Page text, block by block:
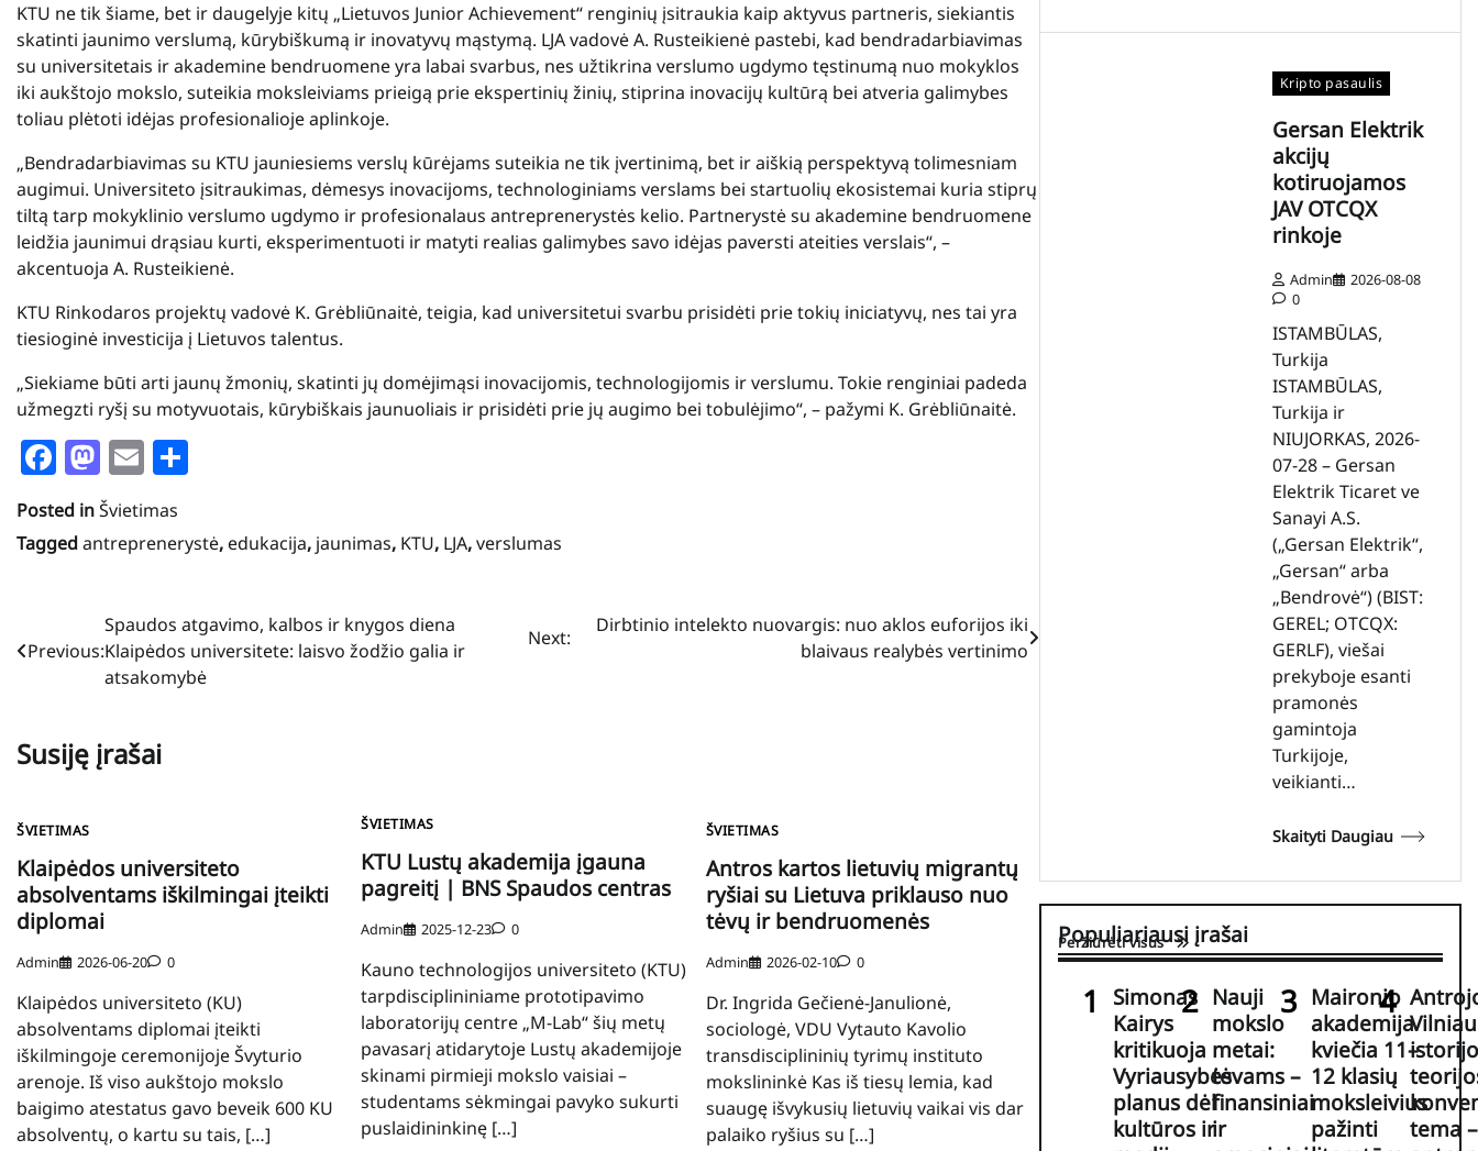
KTU ne tik šiame, bet ir daugelyje kitų „Lietuvos Junior Achievement“ renginių įsitraukia kaip aktyvus partneris, siekiantis
skatinti jaunimo verslumą, kūrybiškumą ir inovatyvų mąstymą. LJA vadovė A. Rusteikienė pastebi, kad bendradarbiavimas
su universitetais ir akademine bendruomene yra labai svarbus, nes užtikrina verslumo ugdymo tęstinumą nuo mokyklos
iki aukštojo mokslo, suteikia moksleiviams prieigą prie ekspertinių žinių, stiprina inovacijų kultūrą bei atveria galimybes
toliau plėtoti idėjas profesionalioje aplinkoje.
„Bendradarbiavimas su KTU jauniesiems verslų kūrėjams suteikia ne tik įvertinimą, bet ir aiškią perspektyvą tolimesniam
augimui. Universiteto įsitraukimas, dėmesys inovacijoms, technologiniams verslams bei startuolių ekosistemai kuria stiprų
tiltą tarp mokyklinio verslumo ugdymo ir profesionalaus antreprenerystės kelio. Partnerystė su akademine bendruomene
leidžia jaunimui drąsiau kurti, eksperimentuoti ir matyti realias galimybes savo idėjas paversti ateities verslais“, –
akcentuoja A. Rusteikienė.
KTU Rinkodaros projektų vadovė K. Grėbliūnaitė, teigia, kad universitetui svarbu prisidėti prie tokių iniciatyvų, nes tai yra
tiesioginė investicija į Lietuvos talentus.
„Siekiame būti arti jaunų žmonių, skatinti jų domėjimąsi inovacijomis, technologijomis ir verslumu. Tokie renginiai padeda
užmegzti ryšį su motyvuotais, kūrybiškais jaunuoliais ir prisidėti prie jų augimo bei tobulėjimo“, – pažymi K. Grėbliūnaitė.
Facebook
Mastodon
Email
Posted inŠvietimas
Taggedantreprenerystė, edukacija, jaunimas, KTU, LJA,verslumas
Navigacija
tarp
Previous:
Spaudos atgavimo, kalbos ir knygos diena
Klaipėdos universitete: laisvo žodžio galia ir
atsakomybė
Next:
Dirbtinio intelekto nuovargis: nuo aklos euforijos iki
blaivaus realybės vertinimo
Susiję įrašai
ŠVIETIMAS
Klaipėdos universiteto
absolventams iškilmingai įteikti
diplomai
Admin 2026-06-20 0
Klaipėdos universiteto (KU)
absolventams diplomai įteikti
iškilmingoje ceremonijoje Švyturio
arenoje. Iš viso aukštojo mokslo
baigimo atestatus gavo beveik 600 KU
absolventų, o kartu su tais, […]
ŠVIETIMAS
KTU Lustų akademija įgauna
pagreitį | BNS Spaudos centras
Admin 2025-12-23 0
Kauno technologijos universiteto (KTU)
tarpdisciplininiame prototipavimo
laboratorijų centre „M-Lab“ šių metų
pavasarį atidarytoje Lustų akademijoje
skinami pirmieji mokslo vaisiai –
studentams sėkmingai pavyko sukurti
puslaidininkinę […]
ŠVIETIMAS
Antros kartos lietuvių migrantų
ryšiai su Lietuva priklauso nuo
tėvų ir bendruomenės
Admin 2026-02-10 0
Dr. Ingrida Gečienė-Janulionė,
sociologė, VDU Vytauto Kavolio
transdisciplininių tyrimų instituto
mokslininkė Kas iš tiesų lemia, kad
suaugę išvykusių lietuvių vaikai vis dar
palaiko ryšius su […]
Kripto pasaulis
Gersan Elektrik
akcijų
kotiruojamos
JAV OTCQX
rinkoje
Admin
2026-08-08
0
ISTAMBŪLAS,
Turkija
ISTAMBŪLAS,
Turkija ir
NIUJORKAS, 2026-
07-28 – Gersan
Elektrik Ticaret ve
Sanayi A.S.
(„Gersan Elektrik“,
„Gersan“ arba
„Bendrovė“) (BIST:
GEREL; OTCQX:
GERLF), viešai
prekyboje esanti
pramonės
gamintoja
Turkijoje,
veikianti…
Skaityti Daugiau
Populiariausi įrašai
Peržiūrėti visus
Simonas
Kairys
kritikuoja
Vyriausybės
planus dėl
kultūros ir
Nauji
mokslo
metai:
tėvams –
finansiniai
ir
Maironio
akademija
kviečia 11–
12 klasių
moksleivius
pažinti
tema –